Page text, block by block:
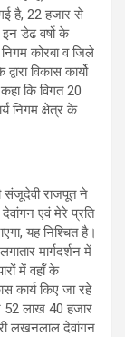
है, 22 हजार से
इन डेढ वर्षो के
कोरबा व जिले
विकास कार्यो
कि विगत 20
निगम क्षेत्र के
संजूदेवी राजपूत ने
एवं मेरे प्रति
यह निश्चित है।
मार्गदर्शन में
में वहॉं के
कार्य किए जा रहे
52 लाख 40 हजार
लखनलाल देवांगन